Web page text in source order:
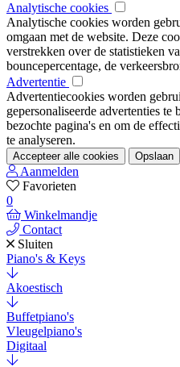
Analytische cookies
Analytische cookies worden
omgaan met de website. Deze
verstrekken over de statistieken
bouncepercentage, de
Advertentie
Advertentiecookies worden
gepersonaliseerde advertenties te
bezochte pagina's en om de
te analyseren.
Accepteer alle cookies Opslaan
Aanmelden
Favorieten
0
Winkelmandje
Contact
Sluiten
Piano's & Keys
Akoestisch
Buffetpiano's
Vleugelpiano's
Digitaal